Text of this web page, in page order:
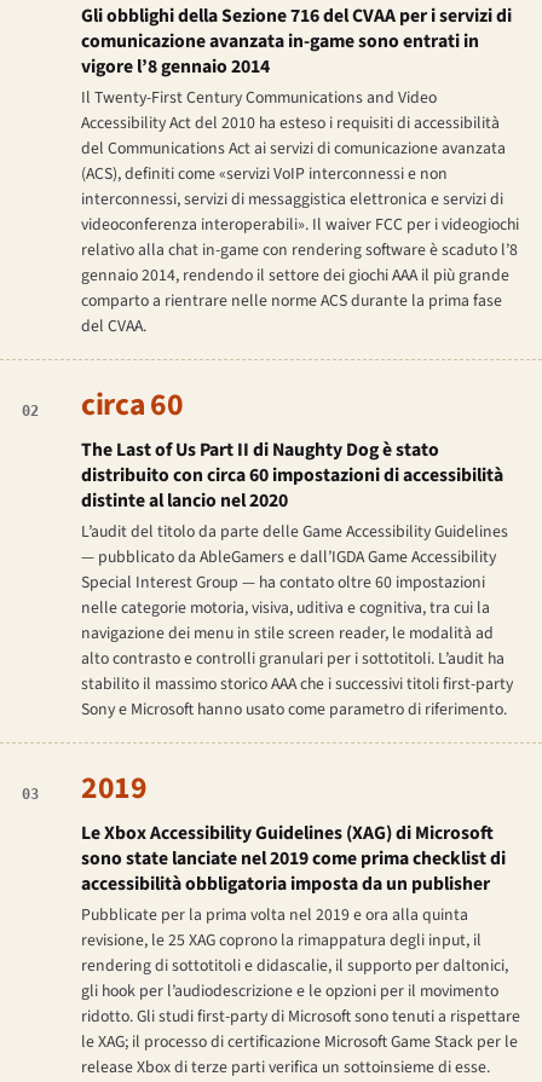
Gli obblighi della Sezione 716 del CVAA per i servizi di
comunicazione avanzata in-game sono entrati in
vigore l’8 gennaio 2014
Il Twenty-First Century Communications and Video
Accessibility Act del 2010 ha esteso i requisiti di accessibilità
del Communications Act ai servizi di comunicazione avanzata
(ACS), definiti come «servizi VoIP interconnessi e non
interconnessi, servizi di messaggistica elettronica e servizi di
videoconferenza interoperabili». Il waiver FCC per i videogiochi
relativo alla chat in-game con rendering software è scaduto l’8
gennaio 2014, rendendo il settore dei giochi AAA il più grande
comparto a rientrare nelle norme ACS durante la prima fase
del CVAA.
02 circa 60
The Last of Us Part IIdi Naughty Dog è stato
distribuito con circa 60 impostazioni di accessibilità
distinte al lancio nel 2020
L’audit del titolo da parte delle Game Accessibility Guidelines
— pubblicato da AbleGamers e dall’IGDA Game Accessibility
Special Interest Group — ha contato oltre 60 impostazioni
nelle categorie motoria, visiva, uditiva e cognitiva, tra cui la
navigazione dei menu in stile screen reader, le modalità ad
alto contrasto e controlli granulari per i sottotitoli. L’audit ha
stabilito il massimo storico AAA che i successivi titoli first-party
Sony e Microsoft hanno usato come parametro di riferimento.
03 2019
Le Xbox Accessibility Guidelines (XAG) di Microsoft
sono state lanciate nel 2019 come prima checklist di
accessibilità obbligatoria imposta da un publisher
Pubblicate per la prima volta nel 2019 e ora alla quinta
revisione, le 25 XAG coprono la rimappatura degli input, il
rendering di sottotitoli e didascalie, il supporto per daltonici,
gli hook per l’audiodescrizione e le opzioni per il movimento
ridotto. Gli studi first-party di Microsoft sono tenuti a rispettare
le XAG; il processo di certificazione Microsoft Game Stack per le
release Xbox di terze parti verifica un sottoinsieme di esse.